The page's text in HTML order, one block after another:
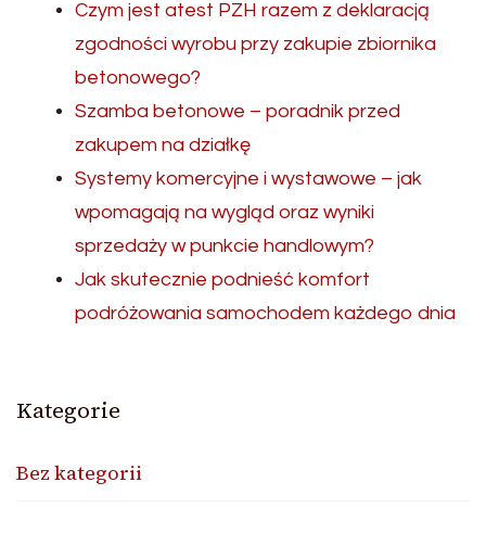
Czym jest atest PZH razem z deklaracją
zgodności wyrobu przy zakupie zbiornika
betonowego?
Szamba betonowe – poradnik przed
zakupem na działkę
Systemy komercyjne i wystawowe – jak
wpomagają na wygląd oraz wyniki
sprzedaży w punkcie handlowym?
Jak skutecznie podnieść komfort
podróżowania samochodem każdego dnia
Kategorie
Bez kategorii